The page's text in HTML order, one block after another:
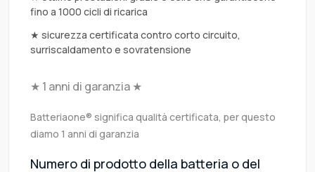
fino a 1000 cicli di ricarica
★ sicurezza certificata contro corto circuito,
surriscaldamento e sovratensione
★ 1 anni di garanzia ★
Batteriaone® significa qualità certificata, per questo
diamo 1 anni di garanzia
Numero di prodotto della batteria o del